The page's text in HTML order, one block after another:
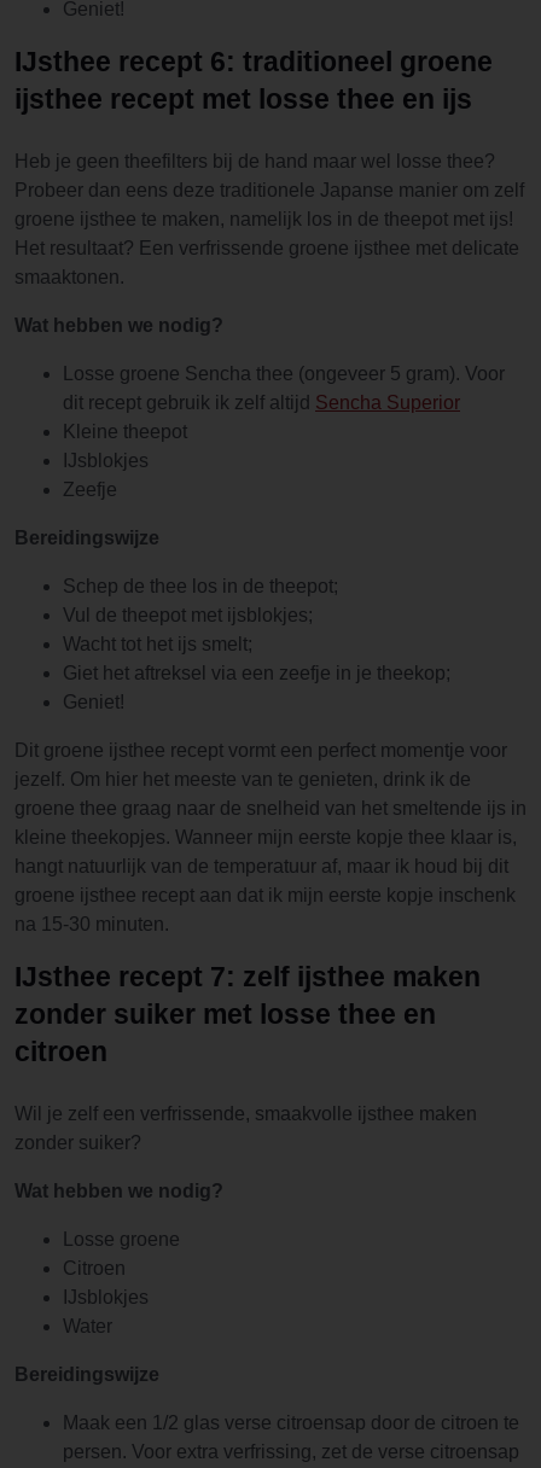
Geniet!
IJsthee recept 6: traditioneel groene
ijsthee recept met losse thee en ijs
Heb je geen theefilters bij de hand maar wel losse thee?
Probeer dan eens deze traditionele Japanse manier om zelf
groene ijsthee te maken, namelijk los in de theepot met ijs!
Het resultaat? Een verfrissende groene ijsthee met delicate
smaaktonen.
Wat hebben we nodig?
Losse groene Sencha thee (ongeveer 5 gram). Voor
dit recept gebruik ik zelf altijd Sencha Superior
Kleine theepot
IJsblokjes
Zeefje
Bereidingswijze
Schep de thee los in de theepot;
Vul de theepot met ijsblokjes;
Wacht tot het ijs smelt;
Giet het aftreksel via een zeefje in je theekop;
Geniet!
Dit groene ijsthee recept vormt een perfect momentje voor
jezelf. Om hier het meeste van te genieten, drink ik de
groene thee graag naar de snelheid van het smeltende ijs in
kleine theekopjes. Wanneer mijn eerste kopje thee klaar is,
hangt natuurlijk van de temperatuur af, maar ik houd bij dit
groene ijsthee recept aan dat ik mijn eerste kopje inschenk
na 15-30 minuten.
IJsthee recept 7: zelf ijsthee maken
zonder suiker met losse thee en
citroen
Wil je zelf een verfrissende, smaakvolle ijsthee maken
zonder suiker?
Wat hebben we nodig?
Losse groene
Citroen
IJsblokjes
Water
Bereidingswijze
Maak een 1/2 glas verse citroensap door de citroen te
persen. Voor extra verfrissing, zet de verse citroensap